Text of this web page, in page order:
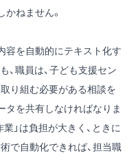
ねません。
を自動的にテキスト化す
、職員は、子ども支援セン
り組む必要がある相談を
タを共有しなければなりま
」は負担が大きく、ときに
で自動化できれば、担当職